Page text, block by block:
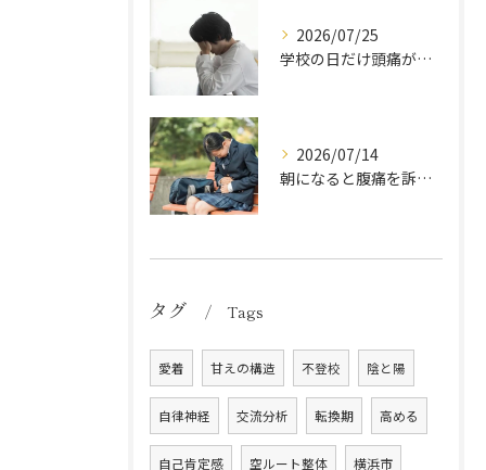
2026/07/25
学校の日だけ頭痛が出る中学生の心理状態とは？原因と親の正しい対応法
2026/07/14
朝になると腹痛を訴える中学生は不登校の前兆？原因と親の対応法
タグ Tags
愛着 甘えの構造 不登校 陰と陽
自律神経 交流分析 転換期 高める
自己肯定感 空ルート整体 横浜市